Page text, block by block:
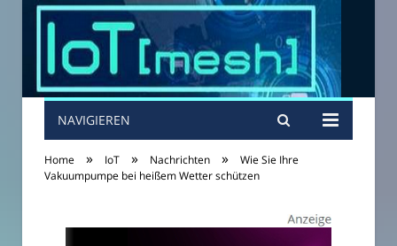
NAVIGIEREN
Home » IoT » Nachrichten »
Wie Sie Ihre
Vakuumpumpe bei heißem Wetter schützen